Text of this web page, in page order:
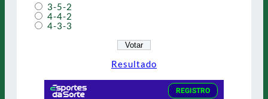
3-5-2
4-4-2
4-3-3
Resultado